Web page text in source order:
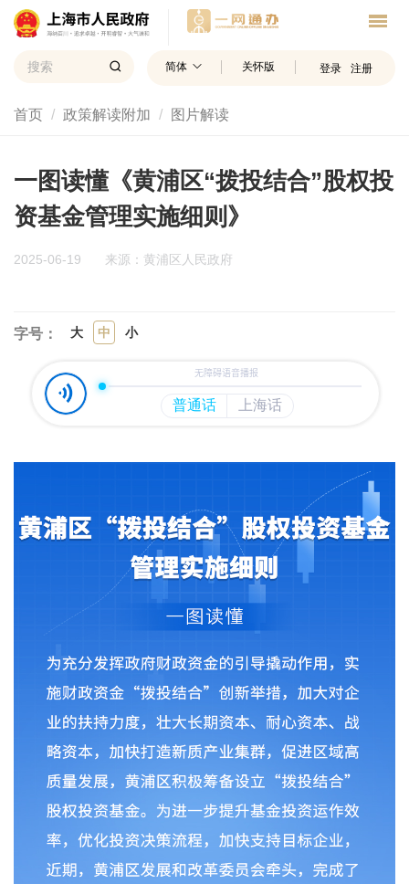
简体 关怀版 登录 注册
首页 政策解读附加 图片解读
一图读懂《黄浦区“拨投结合”股权投
资基金管理实施细则》
2025-06-19 来源：黄浦区人民政府
字号： 大 中 小